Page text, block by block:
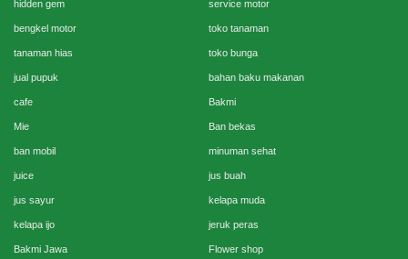
hidden gem service motor
bengkel motor toko tanaman
tanaman hias toko bunga
jual pupuk bahan baku makanan
cafe Bakmi
Mie Ban bekas
ban mobil minuman sehat
juice jus buah
jus sayur kelapa muda
kelapa ijo jeruk peras
Bakmi Jawa Flower shop